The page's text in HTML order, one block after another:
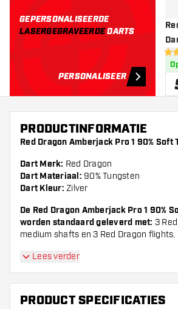
GEPERSONALISEERDE
LASERGEGRAVEERDEDARTS
PERSONALISEER
4.6
PRODUCTINFORMATIE
Red Dragon Amberjack Pro 1 90% Soft
Dart Merk: Red Dragon
Dart Materiaal: 90% Tungsten
Dart Kleur: Zilver
De Red Dragon Amberjack Pro 1 90%
worden standaard geleverd met: 3
medium shafts en 3 Red Dragon flights.
Lees verder
PRODUCT SPECIFICATIES